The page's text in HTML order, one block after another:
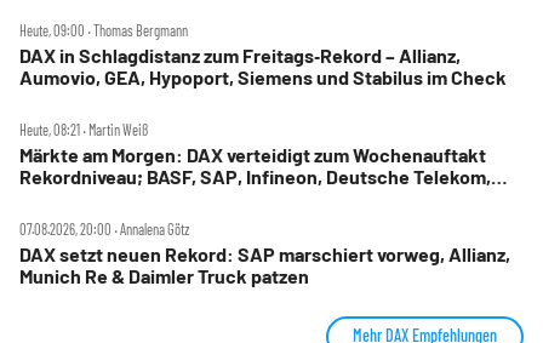
Heute, 09:00 ‧ Thomas Bergmann
DAX in Schlagdistanz zum Freitags‑Rekord – Allianz,
Aumovio, GEA, Hypoport, Siemens und Stabilus im Check
Heute, 08:21 ‧ Martin Weiß
Märkte am Morgen: DAX verteidigt zum Wochenauftakt
Rekordniveau; BASF, SAP, Infineon, Deutsche Telekom,
07.08.2026, 20:00 ‧ Annalena Götz
DAX setzt neuen Rekord: SAP marschiert vorweg, Allianz,
Munich Re & Daimler Truck patzen
Mehr DAX Empfehlungen